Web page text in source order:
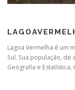
Lagoa Vermelha é um
Sul. Sua população,
Geografia e Estatística,